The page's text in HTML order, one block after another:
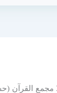
مراسم اختتامیه آزمون